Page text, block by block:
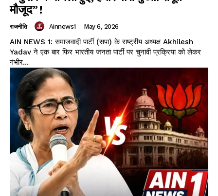
मौजूद”!
राजनीति Ainnews1 - May 6, 2026
AIN NEWS 1: समाजवादी पार्टी (सपा) के राष्ट्रीय अध्यक्ष Akhilesh
Yadav ने एक बार फिर भारतीय जनता पार्टी पर चुनावी प्रक्रिया को लेकर
गंभीर...